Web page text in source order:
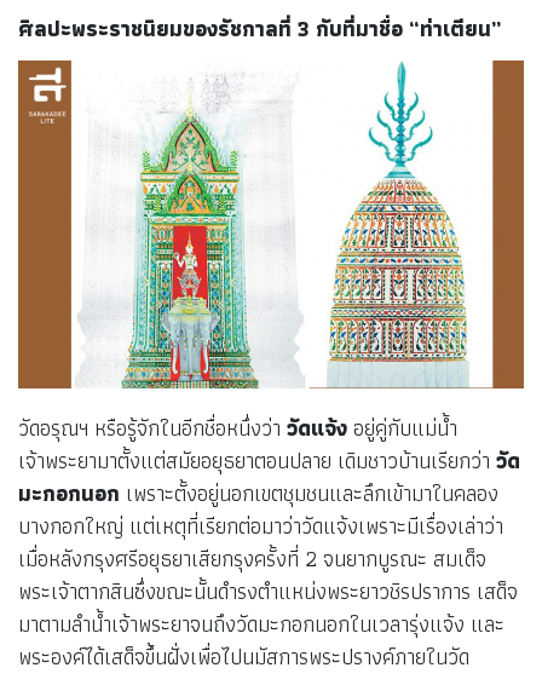
ศิลปะพระราชนิยมของรัชกาลที่ 3 กับที่มาชื่อ “ท่าเตียน”
วัดอรุณฯ หรือรู้จักในอีกชื่อหนึ่งว่า วัดแจ้งอยู่คู่กับแม่น้ำ
เจ้าพระยามาตั้งแต่สมัยอยุธยาตอนปลาย เดิมชาวบ้านเรียกว่า วัด
มะกอกนอก เพราะตั้งอยู่นอกเขตชุมชนและลึกเข้ามาในคลอง
บางกอกใหญ่ แต่เหตุที่เรียกต่อมาว่าวัดแจ้งเพราะมีเรื่องเล่าว่า
เมื่อหลังกรุงศรีอยุธยาเสียกรุงครั้งที่ 2 จนยากบูรณะ สมเด็จ
พระเจ้าตากสินซึ่งขณะนั้นดำรงตำแหน่งพระยาวชิรปราการ เสด็จ
มาตามลำน้ำเจ้าพระยาจนถึงวัดมะกอกนอกในเวลารุ่งแจ้ง และ
พระองค์ได้เสด็จขึ้นฝั่งเพื่อไปนมัสการพระปรางค์ภายในวัด